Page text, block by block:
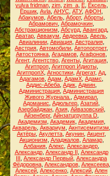
yulya fridman, zim, zim_a, Ё, Ёксель,
Ёршик Аvla АНУС АТУ, АФОН
Абакумов, Абель, Аборт, Аборты,
Абрамович Абрамочкин
Абстракционизм Абсурд, Авангард,
Аватар Аввакум Авдеевка Авель
Авиалинии, Авиация, Австралия,
Австрия Автомобили Автопортрет,
Автостоянка Агадамов Агафонов
Агент, Агентство, Агенты, Агитация,
Агитпроп, Агитпроп Идиоты,
АгитпропХ, Агностики, Агрегат, Ад,
Адагамов Адам АдамХ Адамс
Аддис-Абеба Адик Админ
Администрация Администрация
Живого Журнала.
Адмирал
Адоманис Адюльтер Азатий
Азербайджан, Азия, Айвазовский,
Айзенберг, Айнзатцгруппа D
Академизм Академик, Академия,
Акварель Аквариум Акнтисемитизм
Актёры Акулетта Акунин Акцент,
Акционизм Аладжалов, Аламар,
Албания Алекс Александер
Александр, Александр II Александр
III Александр Первый Александра
Фёдоровна, Александров, Алексеева,
Алексей Алексенко Алексий Ален